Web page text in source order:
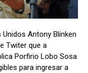
Antony Blinken
Twiter que a
Porfirio Lobo Sosa
para ingresar a